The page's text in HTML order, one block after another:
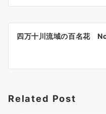
ビ
シ
ン
四万十川流域の百名花
Related Post